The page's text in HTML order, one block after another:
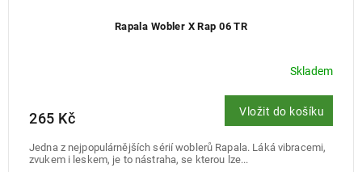
Rapala Wobler X Rap 06 TR
Skladem
265 Kč Vložit do košíku
Jedna z nejpopulárnějších sérií woblerů Rapala. Láká vibracemi,
zvukem i leskem, je to nástraha, se kterou lze...